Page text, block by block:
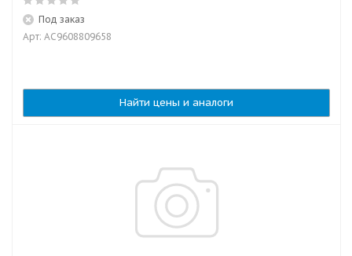
Под заказ
Арт: AC9608809658
Найти цены и аналоги